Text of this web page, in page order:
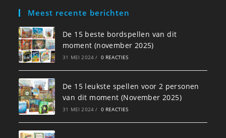
Meest recente berichten
De 15 beste bordspellen van dit
moment (november 2025)
31 MEI 2024 / 0 REACTIES
De 15 leukste spellen voor 2 personen
van dit moment (November 2025)
31 MEI 2024 / 0 REACTIES